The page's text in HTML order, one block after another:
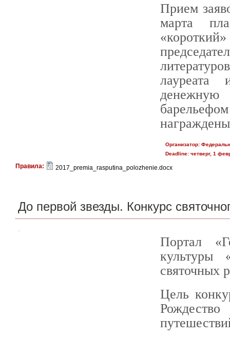
Прием
марта
лауреата
денежную
Организатор:
Deadline:четверг, 1
Правила: 2017_premia_rasputina_polozhenie.docx
До первой звезды. Конкурс
Портал
культуры
святочных
Цель